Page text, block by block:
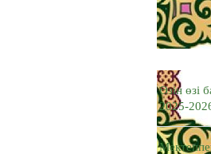
Өзін өзі
2025-